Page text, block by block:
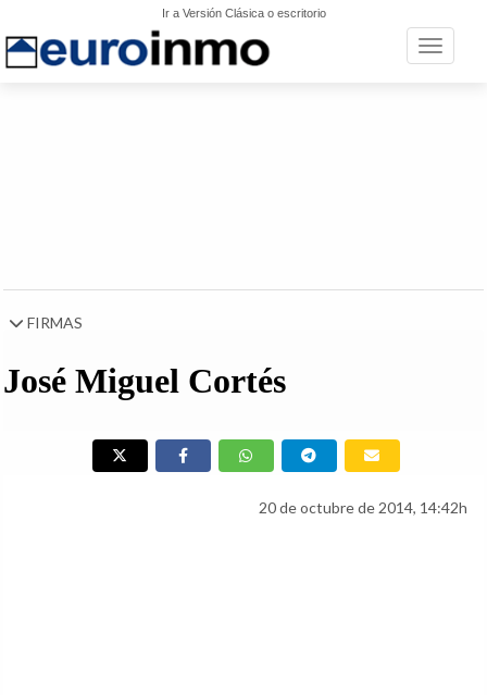
Ir a Versión Clásica o escritorio
Toggle
FIRMAS
José Miguel Cortés
20 de octubre de 2014, 14:42h